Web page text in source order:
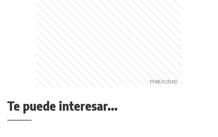
Te puede interesar...